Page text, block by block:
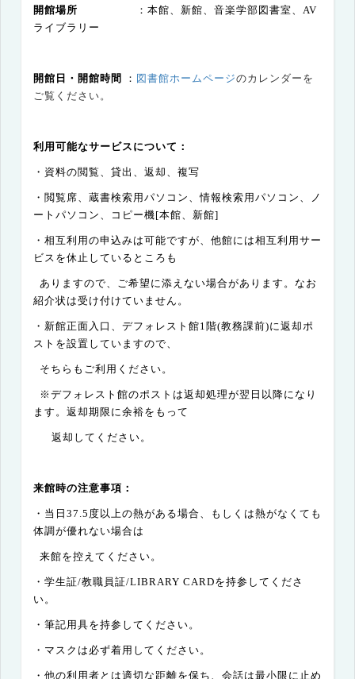
開館場所 ：本館、新館、音楽学部図書室、 AV
ライブラリー
開館日・開館時間 ： 図書館ホームページのカレンダーを
ご覧ください。
利用可能なサービスについて：
・資料の閲覧、貸出、返却、複写
・閲覧席、蔵書検索用パソコン、情報検索用パソコン、ノ
ートパソコン、コピー機[本館、新館]
・相互利用の申込みは可能ですが、他館には相互利用サー
ビスを休止しているところも
ありますので、ご希望に添えない場合があります。なお
紹介状は受け付けていません。
・新館正面入口、 デフォレスト館1 階(教務課前)に返却ポ
ストを設置していますので、
そちらもご利用ください。
※デフォレスト館のポストは返却処理が翌日以降になり
ます。返却期限に余裕をもって
返却してください。
来館時の注意事項：
・当日 37.5 度以上の熱がある場合、もしくは熱がなくても
体調が優れない場合は
来館を控えてください。
・学生証/教職員証/LIBRARY CARDを持参してくださ
い。
・筆記用具を持参してください。
・マスクは必ず着用してください。
・他の利用者とは適切な距離を保ち、会話は最小限に止め